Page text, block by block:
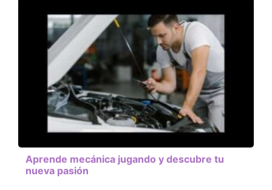
Aprende mecánica jugando y descubre tu
nueva pasión